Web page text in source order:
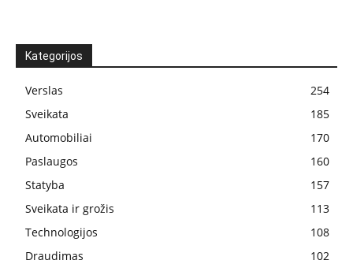
Kategorijos
Verslas
254
Sveikata
185
Automobiliai
170
Paslaugos
160
Statyba
157
Sveikata ir grožis
113
Technologijos
108
Draudimas
102